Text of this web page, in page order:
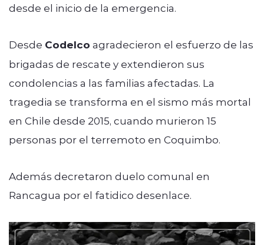
desde el inicio de la emergencia.
Desde Codelco agradecieron el esfuerzo de las
brigadas de rescate y extendieron sus
condolencias a las familias afectadas. La
tragedia se transforma en el sismo más mortal
en Chile desde 2015, cuando murieron 15
personas por el terremoto en Coquimbo.
Además decretaron duelo comunal en
Rancagua por el fatidico desenlace.